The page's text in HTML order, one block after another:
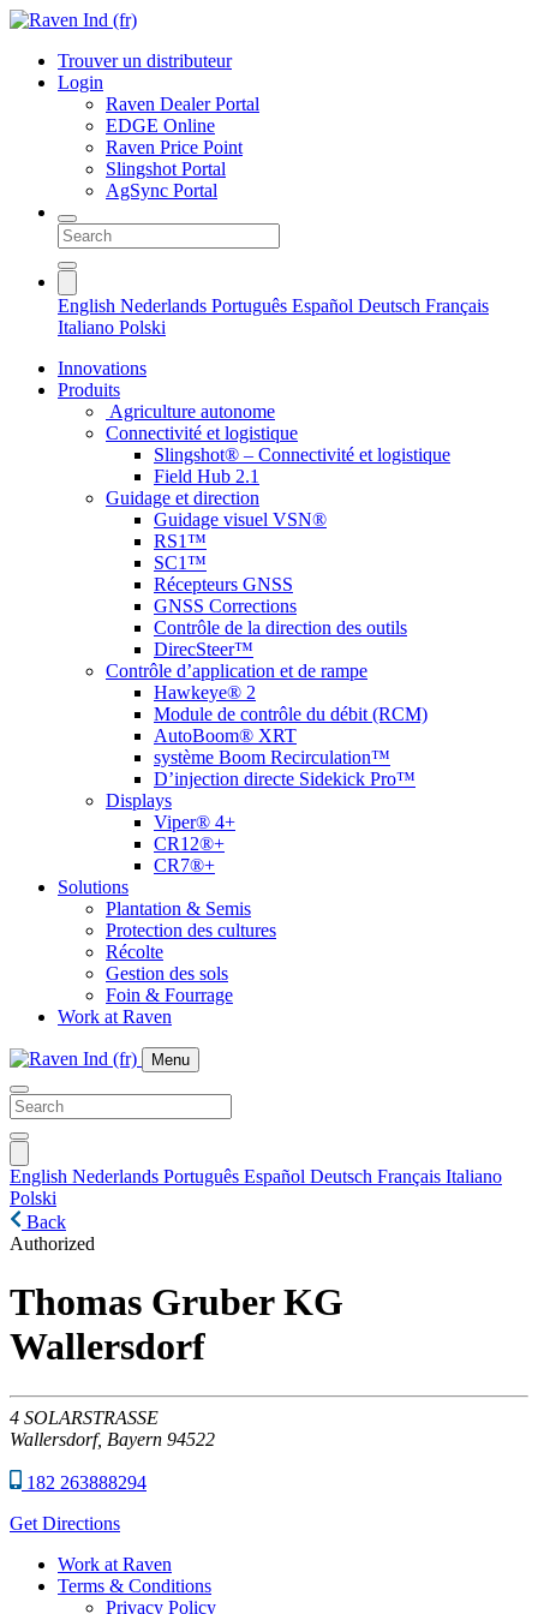
Trouver un distributeur
Login
Raven Dealer Portal
EDGE Online
Raven Price Point
Slingshot Portal
AgSync Portal
English Nederlands Português Español Deutsch Français
Italiano Polski
Innovations
Produits
Agriculture autonome
Connectivité et logistique
Slingshot® – Connectivité et logistique
Field Hub 2.1
Guidage et direction
Guidage visuel VSN®
RS1™
SC1™
Récepteurs GNSS
GNSS Corrections
Contrôle de la direction des outils
DirecSteer™
Contrôle d’application et de rampe
Hawkeye® 2
Module de contrôle du débit (RCM)
AutoBoom® XRT
système Boom Recirculation™
D’injection directe Sidekick Pro™
Displays
Viper® 4+
CR12®+
CR7®+
Solutions
Plantation & Semis
Protection des cultures
Récolte
Gestion des sols
Foin & Fourrage
Work at Raven
Menu
English Nederlands Português Español Deutsch Français Italiano
Polski
Back
Authorized
Thomas Gruber KG
Wallersdorf
4 SOLARSTRASSE
Wallersdorf, Bayern 94522
182 263888294
Get Directions
Work at Raven
Terms & Conditions
Privacy Policy